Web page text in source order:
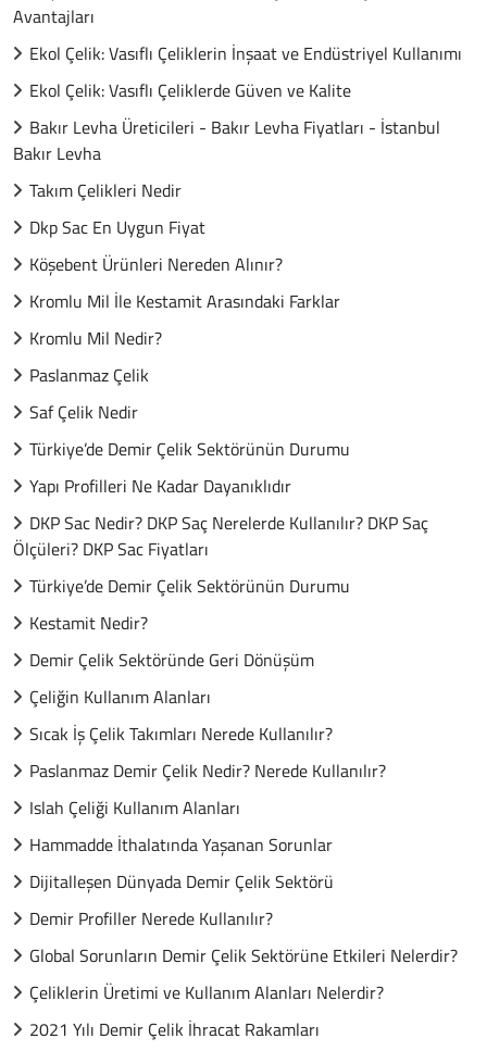
Avantajları
Ekol Çelik: Vasıflı Çeliklerin İnşaat ve Endüstriyel Kullanımı
Ekol Çelik: Vasıflı Çeliklerde Güven ve Kalite
Bakır Levha Üreticileri - Bakır Levha Fiyatları - İstanbul
Bakır Levha
Takım Çelikleri Nedir
Dkp Sac En Uygun Fiyat
Köşebent Ürünleri Nereden Alınır?
Kromlu Mil İle Kestamit Arasındaki Farklar
Kromlu Mil Nedir?
Paslanmaz Çelik
Saf Çelik Nedir
Türkiye’de Demir Çelik Sektörünün Durumu
Yapı Profilleri Ne Kadar Dayanıklıdır
DKP Sac Nedir? DKP Saç Nerelerde Kullanılır? DKP Saç
Ölçüleri? DKP Sac Fiyatları
Türkiye’de Demir Çelik Sektörünün Durumu
Kestamit Nedir?
Demir Çelik Sektöründe Geri Dönüşüm
Çeliğin Kullanım Alanları
Sıcak İş Çelik Takımları Nerede Kullanılır?
Paslanmaz Demir Çelik Nedir? Nerede Kullanılır?
Islah Çeliği Kullanım Alanları
Hammadde İthalatında Yaşanan Sorunlar
Dijitalleşen Dünyada Demir Çelik Sektörü
Demir Profiller Nerede Kullanılır?
Global Sorunların Demir Çelik Sektörüne Etkileri Nelerdir?
Çeliklerin Üretimi ve Kullanım Alanları Nelerdir?
2021 Yılı Demir Çelik İhracat Rakamları